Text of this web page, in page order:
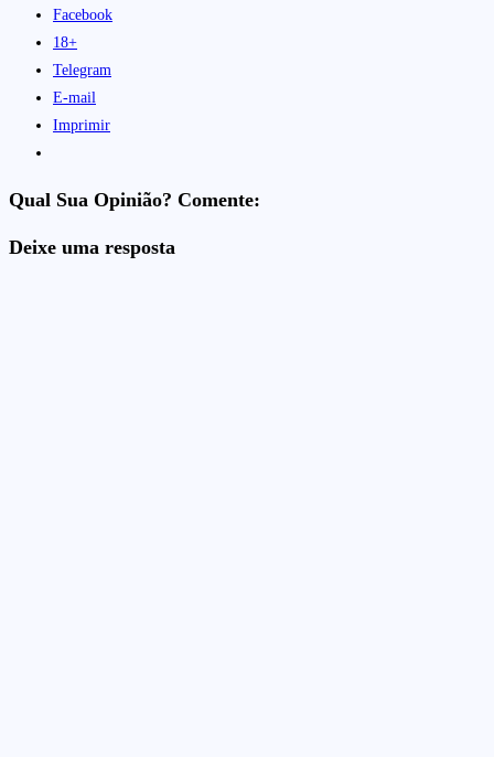
Facebook
18+
Telegram
E-mail
Imprimir
Qual Sua Opinião? Comente:
Deixe uma resposta